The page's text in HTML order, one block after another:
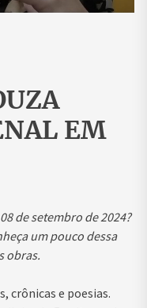
EM
de setembro de 2024?
um pouco dessa
obras.
crônicas e poesias.